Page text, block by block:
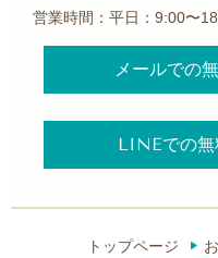
営業時間：平日：9:00〜
メールでの
LINEでの無
トップページ